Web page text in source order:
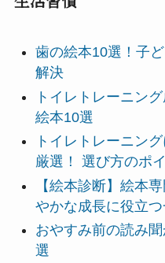
歯の絵本10選！子
解決
トイレトレーニン
絵本10選
トイレトレーニン
厳選！ 選び方のポ
【絵本診断】絵本
やかな成長に役立
おやすみ前の読み
選